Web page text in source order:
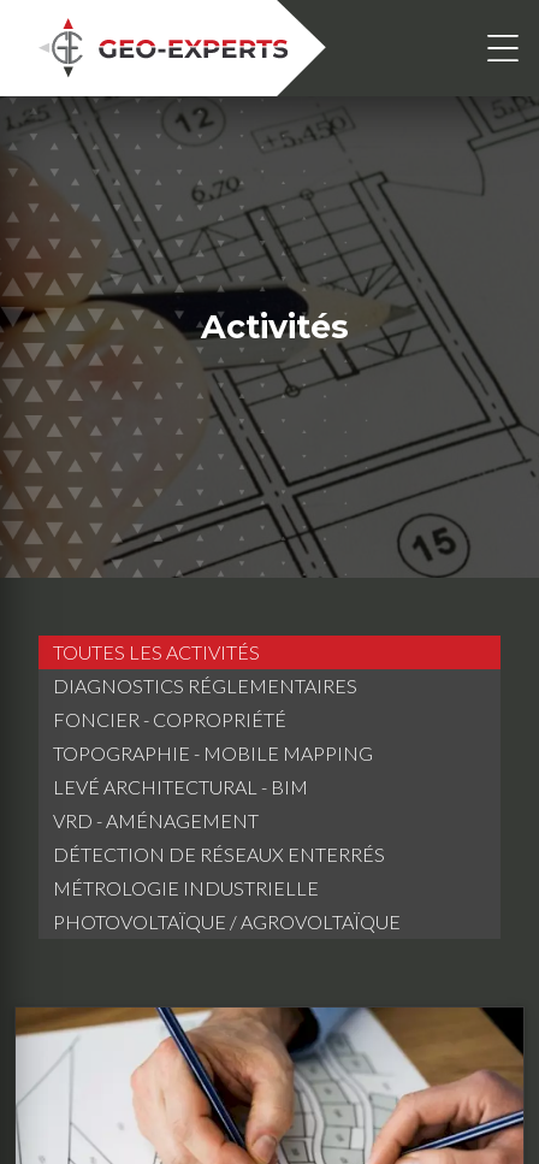
Activités
TOUTES LES ACTIVITÉS
DIAGNOSTICS RÉGLEMENTAIRES
FONCIER - COPROPRIÉTÉ
TOPOGRAPHIE - MOBILE MAPPING
LEVÉ ARCHITECTURAL - BIM
VRD - AMÉNAGEMENT
DÉTECTION DE RÉSEAUX ENTERRÉS
MÉTROLOGIE INDUSTRIELLE
PHOTOVOLTAÏQUE / AGROVOLTAÏQUE